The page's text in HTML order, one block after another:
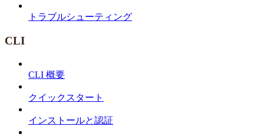
トラブルシューティング
CLI
CLI 概要
クイックスタート
インストールと認証